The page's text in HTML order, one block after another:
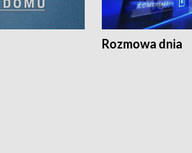
Rozmowa dnia